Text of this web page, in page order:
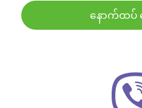
နောက်ထပ် န